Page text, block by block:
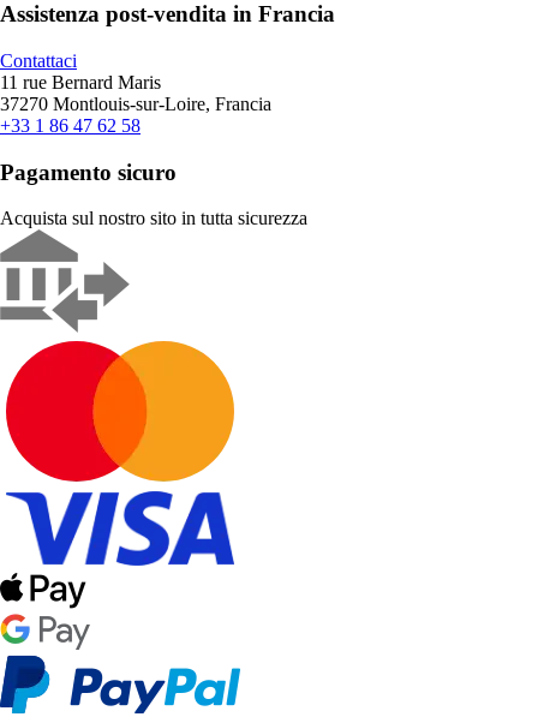
Assistenza post-vendita in Francia
Contattaci
11 rue Bernard Maris
37270 Montlouis-sur-Loire, Francia
+33 1 86 47 62 58
Pagamento sicuro
Acquista sul nostro sito in tutta sicurezza